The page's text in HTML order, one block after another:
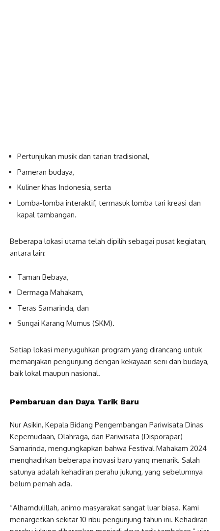
Pertunjukan musik dan tarian tradisional,
Pameran budaya,
Kuliner khas Indonesia, serta
Lomba-lomba interaktif, termasuk lomba tari kreasi dan
kapal tambangan.
Beberapa lokasi utama telah dipilih sebagai pusat kegiatan,
antara lain:
Taman Bebaya,
Dermaga Mahakam,
Teras Samarinda, dan
Sungai Karang Mumus (SKM).
Setiap lokasi menyuguhkan program yang dirancang untuk
memanjakan pengunjung dengan kekayaan seni dan budaya,
baik lokal maupun nasional.
Pembaruan dan Daya Tarik Baru
Nur Asikin, Kepala Bidang Pengembangan Pariwisata Dinas
Kepemudaan, Olahraga, dan Pariwisata (Disporapar)
Samarinda, mengungkapkan bahwa Festival Mahakam 2024
menghadirkan beberapa inovasi baru yang menarik. Salah
satunya adalah kehadiran perahu jukung, yang sebelumnya
belum pernah ada.
“Alhamdulillah, animo masyarakat sangat luar biasa. Kami
menargetkan sekitar 10 ribu pengunjung tahun ini. Kehadiran